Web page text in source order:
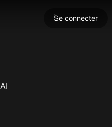
Se connecter